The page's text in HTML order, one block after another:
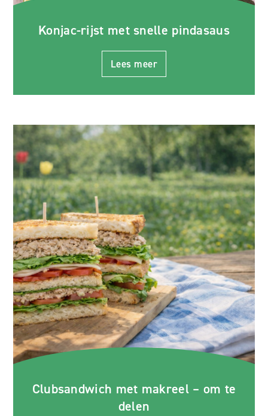
Konjac-rijst met snelle pindasaus
Lees meer
Clubsandwich met makreel – om te
delen